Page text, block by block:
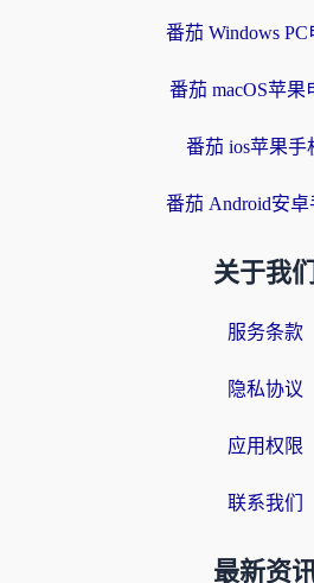
番茄 Windows PC
番茄 macOS苹果
番茄 ios苹果手
番茄 Android安卓
关于我们
服务条款
隐私协议
应用权限
联系我们
最新资